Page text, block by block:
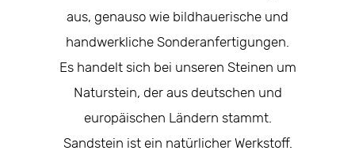
aus, genauso wie bildhauerische und
handwerkliche Sonderanfertigungen.
Es handelt sich bei unseren Steinen um
Naturstein, der aus deutschen und
europäischen Ländern stammt.
Sandstein ist ein natürlicher Werkstoff.